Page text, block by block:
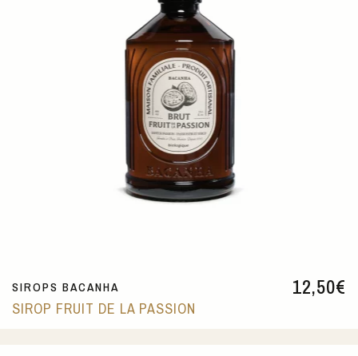
12,50€
SIROPS BACANHA
SIROP FRUIT DE LA PASSION